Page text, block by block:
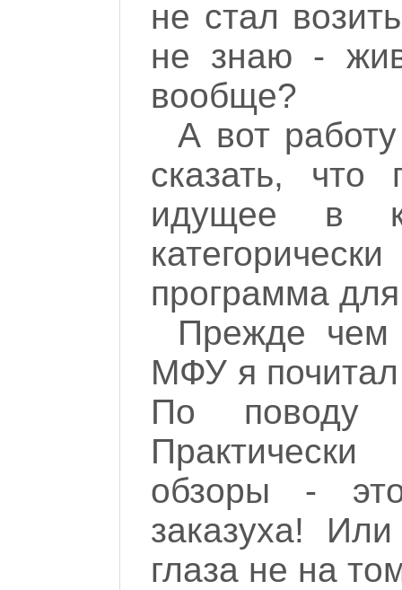
не стал
не знаю -
вообще?
А вот
сказать, что
идущее в
программа
Прежде чем
МФУ я почитал
По поводу
обзоры - это
заказуха!
глаза не на